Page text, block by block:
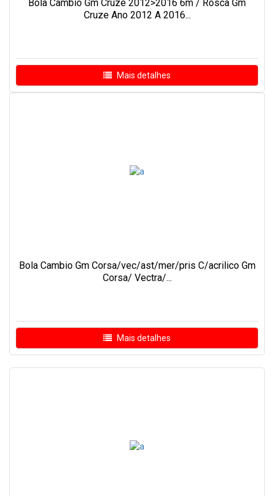
Bola Cambio Gm Cruze 2012>2016 6m / Rosca Gm
Cruze Ano 2012 A 2016...
Mais detalhes
Bola Cambio Gm Corsa/vec/ast/mer/pris C/acrilico Gm
Corsa/ Vectra/...
Mais detalhes